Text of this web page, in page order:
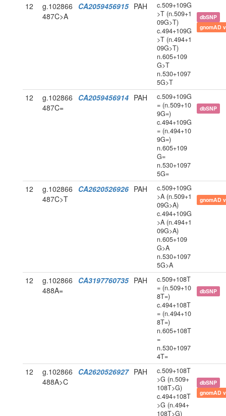
12
g.102866
487C>A
CA2059456915 PAH
c.509+109G
>T (n.509+1
09G>T)
c.494+109G
>T (n.494+1
09G>T)
n.605+109
G>T
n.530+1097
5G>T
dbSNP
gnomAD
12
g.102866
487C=
CA2059456914 PAH
c.509+109G
= (n.509+10
9G=)
c.494+109G
= (n.494+10
9G=)
n.605+109
G=
n.530+1097
5G=
dbSNP
12
g.102866
487C>T
CA2620526926 PAH
c.509+109G
>A (n.509+1
09G>A)
c.494+109G
>A (n.494+1
09G>A)
n.605+109
G>A
n.530+1097
5G>A
gnomAD
12
g.102866
488A=
CA3197760735 PAH
c.509+108T
= (n.509+10
8T=)
c.494+108T
= (n.494+10
8T=)
n.605+108T
=
n.530+1097
4T=
dbSNP
12
g.102866
488A>C
CA2620526927 PAH
c.509+108T
>G (n.509+
108T>G)
c.494+108T
>G (n.494+
108T>G)
dbSNP
gnomAD